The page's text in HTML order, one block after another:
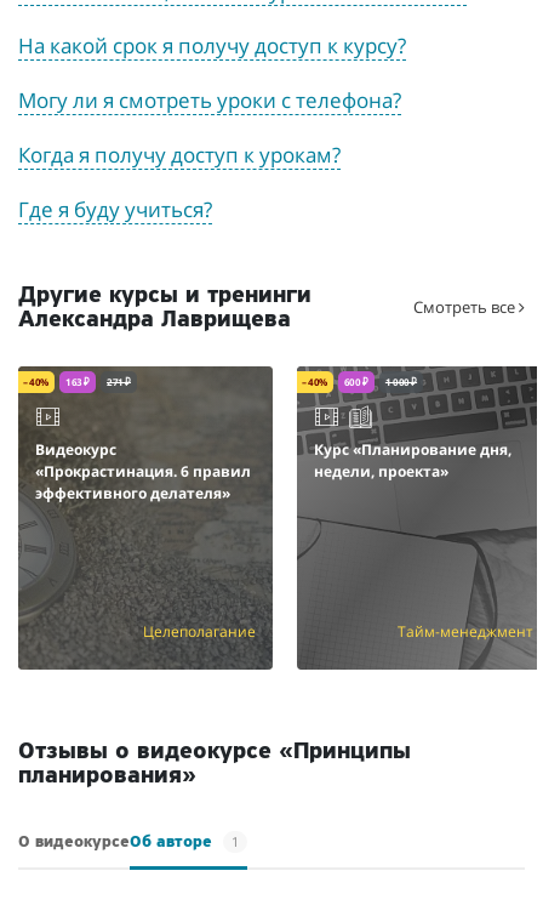
На какой срок я получу доступ к курсу?
Могу ли я смотреть уроки с телефона?
Когда я получу доступ к урокам?
Где я буду учиться?
Другие курсы и тренинги
Александра Лаврищева
Смотреть все
– 40% 163 ₽ 271 ₽
Видеокурс
«Прокрастинация. 6 правил
эффективного делателя»
Целеполагание
– 40% 600 ₽ 1 000 ₽
Курс «Планирование дня,
недели, проекта»
Тайм-менеджмент
Отзывы о видеокурсе «Принципы
планирования»
О видеокурсеОб авторе 1